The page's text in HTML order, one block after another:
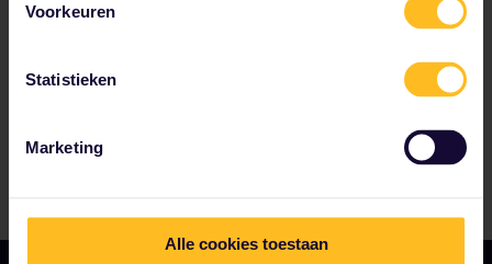
Voorkeuren
Statistieken
Marketing
Alle cookies toestaan